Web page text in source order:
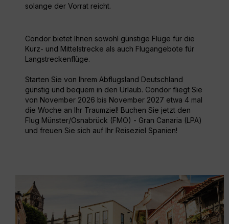
solange der Vorrat reicht.
Condor bietet Ihnen sowohl günstige Flüge für die
Kurz- und Mittelstrecke als auch Flugangebote für
Langstreckenflüge.
Starten Sie von Ihrem Abflugsland Deutschland
günstig und bequem in den Urlaub. Condor fliegt Sie
von November 2026 bis November 2027 etwa 4 mal
die Woche an Ihr Traumziel! Buchen Sie jetzt den
Flug Münster/Osnabrück (FMO) - Gran Canaria (LPA)
und freuen Sie sich auf Ihr Reiseziel Spanien!